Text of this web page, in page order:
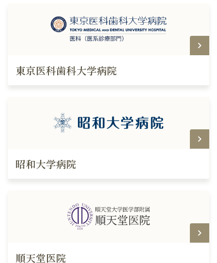
東京医科歯科大学病院
昭和大学病院
順天堂医院